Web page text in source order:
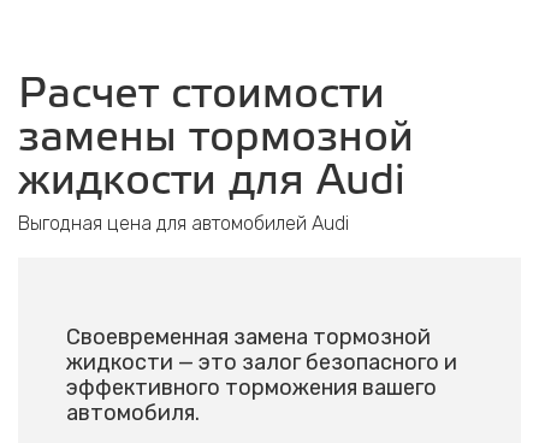
Расчет стоимости
замены тормозной
жидкости для Audi
Выгодная цена для автомобилей Audi
Своевременная замена тормозной
жидкости — это залог безопасного и
эффективного торможения вашего
автомобиля.